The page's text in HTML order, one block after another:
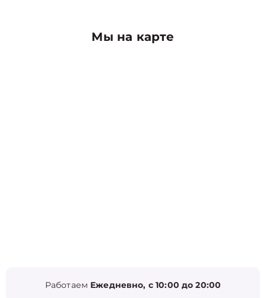
Мы на карте
Работаем Ежедневно, с 10:00 до 20:00